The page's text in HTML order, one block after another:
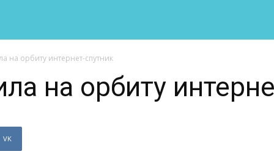
на орбиту интернет-спутник
на орбиту
VK